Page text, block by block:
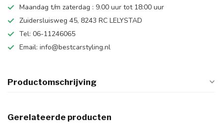
Maandag t/m zaterdag : 9.00 uur tot 18:00 uur
Zuidersluisweg 45, 8243 RC LELYSTAD
Tel: 06-11246065
Email: info@bestcarstyling.nl
Productomschrijving
Gerelateerde producten